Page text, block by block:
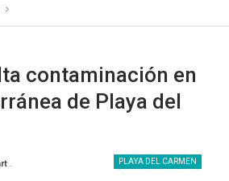
contaminación en
de Playa del
PLAYA DEL CARMEN